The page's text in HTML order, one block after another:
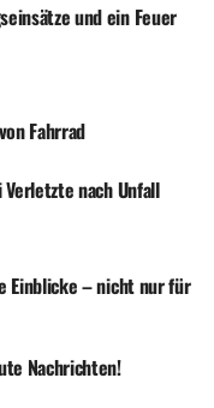
und ein Feuer
Fahrrad
nach Unfall
Einblicke – nicht nur für
Nachrichten!